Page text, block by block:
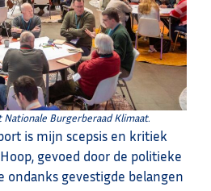
Nationale Burgerberaad Klimaat.
is mijn scepsis en kritiek
gevoed door de politieke
ondanks gevestigde belangen